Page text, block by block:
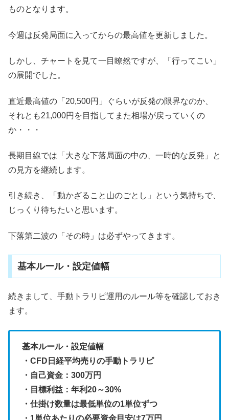
ものとなります。
今週は反発局面に入ってからの最高値を更新しました。
しかし、チャートを見て一目瞭然ですが、「行ってこい」
の展開でした。
直近最高値の「20,500円」ぐらいが反発の限界なのか、
それとも21,000円を目指してまた相場が戻っていくの
か・・・
長期目線では「大きな下落局面の中の、一時的な反発」と
の見方を継続します。
引き続き、「動かざること山のごとし」という気持ちで、
じっくり待ちたいと思います。
下落第二波の「その時」は必ずやってきます。
基本ルール・設定値幅
続きまして、手動トラリピ運用のルール等を確認しておき
ます。
基本ルール・設定値幅
・CFD日経平均売りの手動トラリピ
・自己資金：300万円
・目標利益：年利20～30%
・仕掛け数量は最低単位の1単位ずつ
・1単位あたりの必要資金目安は7万円